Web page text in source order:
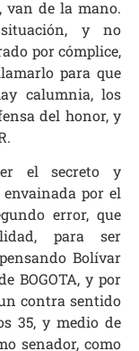
van de la mano.
y no
por cómplice,
para que
calumnia, los
del honor, y
el secreto y
por el
error, que
para ser
Bolívar
BOGOTA, y por
contra sentido
35, y medio de
senador, como